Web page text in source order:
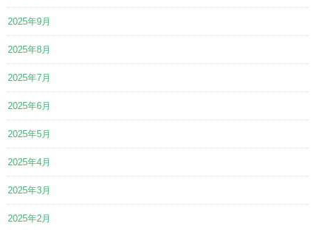
2025年9月
2025年8月
2025年7月
2025年6月
2025年5月
2025年4月
2025年3月
2025年2月